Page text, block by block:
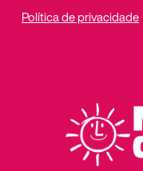
Política de privacidade